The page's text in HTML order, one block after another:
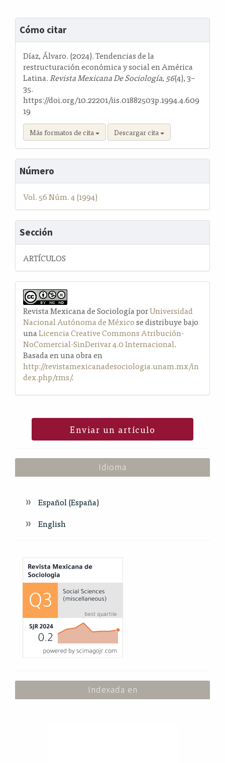
Detalles
del
artículo
Cómo citar
Díaz, Álvaro. (2024). Tendencias de la
restructuración económica y social en América
Latina.Revista Mexicana De Sociología,56(4), 3–
35.
https://doi.org/10.22201/iis.01882503p.1994.4.609
19
Más formatos de cita Descargar cita
Número
Vol. 56 Núm. 4 (1994)
Sección
ARTÍCULOS
Revista Mexicana de Sociología porUniversidad
Nacional Autónoma de Méxicose distribuye bajo
unaLicencia Creative Commons Atribución-
NoComercial-SinDerivar 4.0 Internacional.
Basada en una obra en
http://revistamexicanadesociologia.unam.mx/in
dex.php/rms/.
Enviar un artículo
Idioma
Español (España)
English
Index
Indexada en